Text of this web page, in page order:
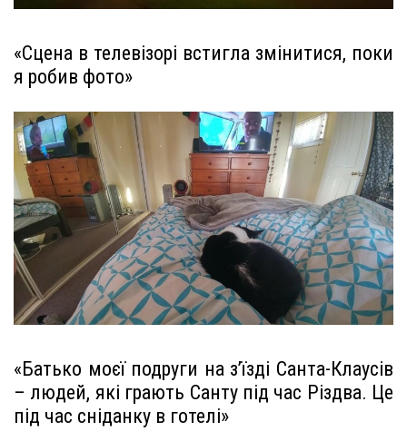
«Сцена в телевізорі встигла змінитися, поки
я робив фото»
«Батько моєї подруги на з’їзді Санта-Клаусів
– людей, які грають Санту під час Різдва. Це
під час сніданку в готелі»